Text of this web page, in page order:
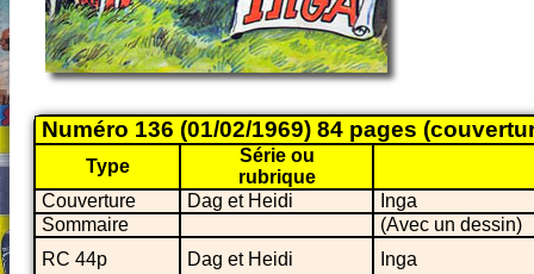
Numéro 136 (01/02/1969) 84 pages
Type
Série ou
rubrique
Couverture
Dag et Heidi
Inga
Sommaire
(Avec un dessin)
RC 44p
Dag et Heidi
Inga